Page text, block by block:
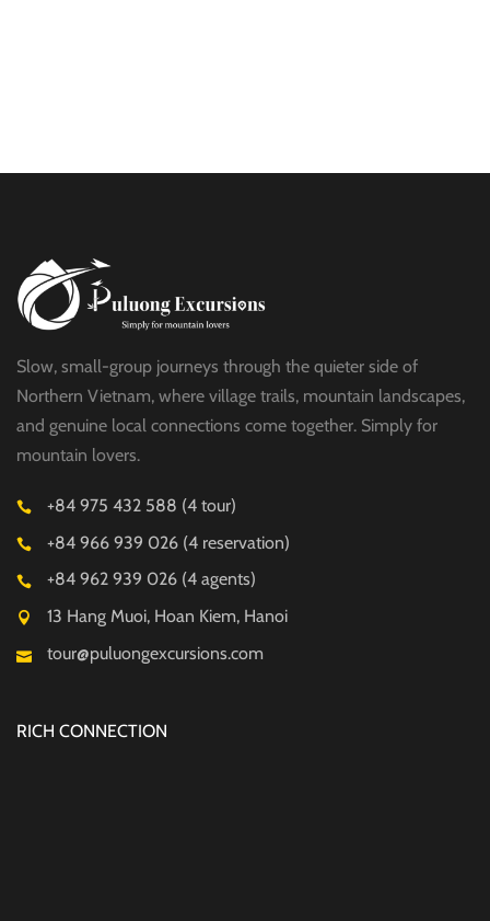
Slow, small-group journeys through the quieter side of
Northern Vietnam, where village trails, mountain landscapes,
and genuine local connections come together. Simply for
mountain lovers.
+84 975 432 588 (4 tour)
+84 966 939 026 (4 reservation)
+84 962 939 026 (4 agents)
13 Hang Muoi, Hoan Kiem, Hanoi
tour@puluongexcursions.com
RICH CONNECTION